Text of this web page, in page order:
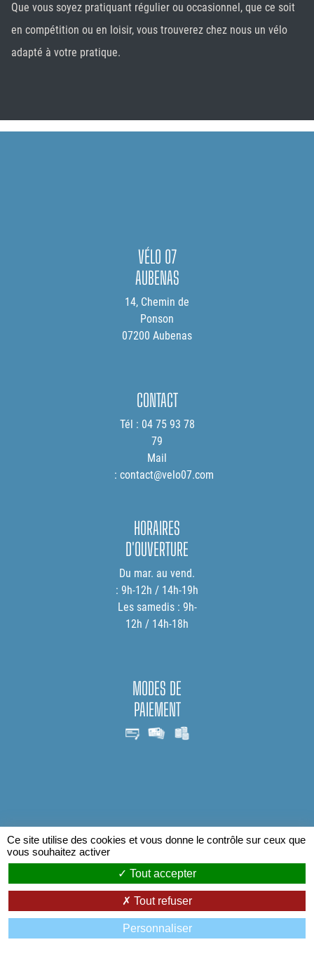
Que vous soyez pratiquant régulier ou occasionnel, que ce soit
en compétition ou en loisir, vous trouverez chez nous un vélo
adapté à votre pratique.
VÉLO 07
AUBENAS
14, Chemin de
Ponson
07200 Aubenas
CONTACT
Tél : 04 75 93 78
79
Mail
: contact@velo07.com
HORAIRES
D'OUVERTURE
Du mar. au vend.
: 9h-12h / 14h-19h
Les samedis : 9h-
12h / 14h-18h
MODES DE
PAIEMENT
Ce site utilise des cookies et vous donne le contrôle sur ceux que
vous souhaitez activer
Tout accepter
Tout refuser
Personnaliser